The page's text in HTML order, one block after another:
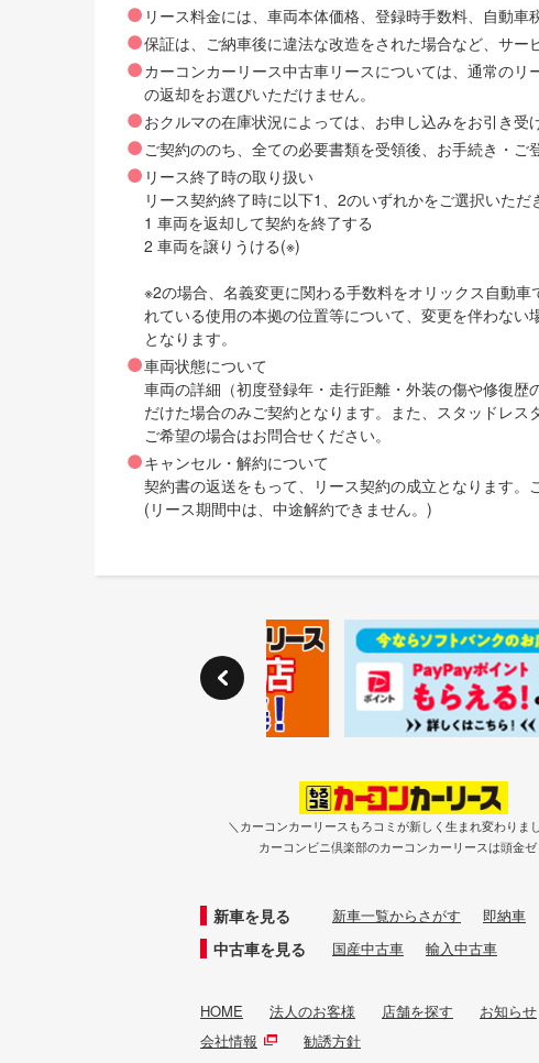
リース料金には、車両本体価格、登録時手数料、自動
保証は、ご納車後に違法な改造をされた場合など、サー
カーコンカーリース中古車リースについては、通常の
の返却をお選びいただけません。
おクルマの在庫状況によっては、お申し込みをお引き受
ご契約ののち、全ての必要書類を受領後、お手続き・ご
リース終了時の取り扱い
リース契約終了時に以下1、2のいずれかをご選択いただ
1 車両を返却して契約を終了する
2 車両を譲りうける(※)
※2の場合、名義変更に関わる手数料をオリックス自動
れている使用の本拠の位置等について、変更を伴わな
となります。
車両状態について
車両の詳細（初度登録年・走行距離・外装の傷や修復
だけた場合のみご契約となります。また、スタッドレ
ご希望の場合はお問合せください。
キャンセル・解約について
契約書の返送をもって、リース契約の成立となります。
(リース期間中は、中途解約できません。)
＼カーコンカーリースもろコミが新しく生まれ変わりま
カーコンビニ倶楽部のカーコンカーリースは頭金ゼ
新車を見る 新車一覧からさがす 即納車
中古車を見る 国産中古車 輸入中古車
HOME 法人のお客様 店舗を探す お知らせ
会社情報
勧誘方針